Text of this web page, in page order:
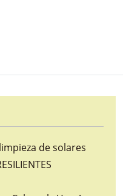
de solares